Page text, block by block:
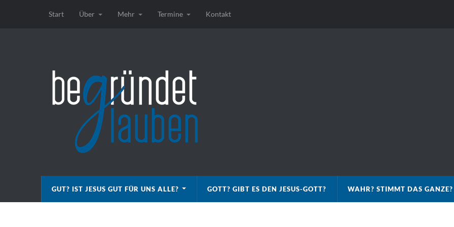
Start Über Mehr Termine Kontakt
GUT? IST JESUS GUT FÜR UNS ALLE? GOTT? GIBT ES DEN JESUS-GOTT? WAHR? STIMMT DAS GANZE?